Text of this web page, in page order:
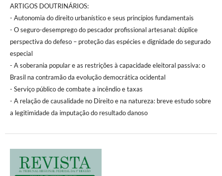
ARTIGOS DOUTRINÁRIOS:
- Autonomia do direito urbanístico e seus princípios fundamentais
- O seguro-desemprego do pescador profissional artesanal: dúplice
perspectiva do defeso – proteção das espécies e dignidade do segurado
especial
- A soberania popular e as restrições à capacidade eleitoral passiva: o
Brasil na contramão da evolução democrática ocidental
- Serviço público de combate a incêndio e taxas
- A relação de causalidade no Direito e na natureza: breve estudo sobre
a legitimidade da imputação do resultado danoso